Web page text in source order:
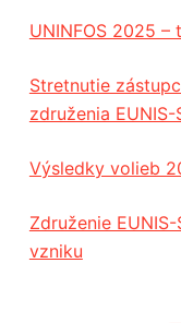
UNINFOS 2025 –
Stretnutie
združenia EUNIS-
Výsledky volieb
Združenie
vzniku